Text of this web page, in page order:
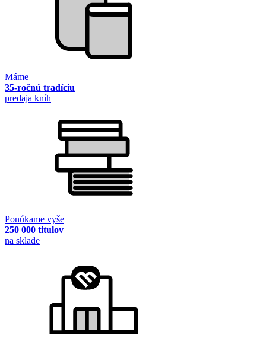
Máme
35-ročnú tradíciu
predaja kníh
Ponúkame vyše
250 000 titulov
na sklade